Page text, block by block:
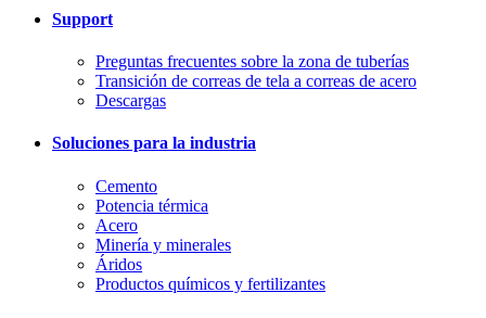
Support
Preguntas frecuentes sobre la zona de tuberías
Transición de correas de tela a correas de acero
Descargas
Soluciones para la industria
Cemento
Potencia térmica
Acero
Minería y minerales
Áridos
Productos químicos y fertilizantes